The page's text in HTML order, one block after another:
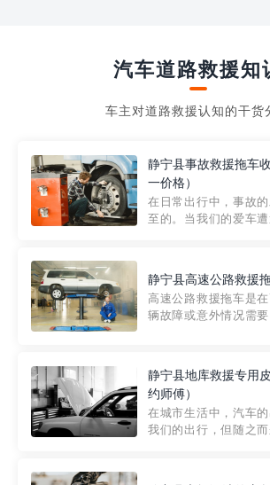
汽车道路救援知
车主对道路救援认知的干货
静宁县事故救援拖车
一价格）
在日常出行中，事故
至的。当我们的爱车遭
细解析一下市区事故
准，以及在选用拖车服
静宁县高速公路救援
高速公路救援拖车是
辆故障或意外情况需要
路救援拖车的收费标准
部门制定的。起步价通...
静宁县地库救援专用
约师傅）
在城市生活中，汽车
我们的出行，但随之而